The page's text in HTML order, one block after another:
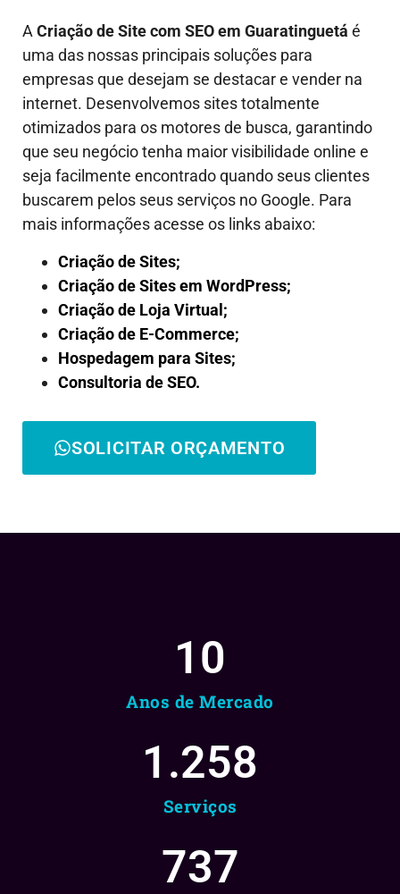
ACriação de Site com SEO em Guaratinguetá é
uma das nossas principais soluções para
empresas que desejam se destacar e vender na
internet. Desenvolvemos sites totalmente
otimizados para os motores de busca, garantindo
que seu negócio tenha maior visibilidade online e
seja facilmente encontrado quando seus clientes
buscarem pelos seus serviços no Google. Para
mais informações acesse os links abaixo:
Criação de Sites;
Criação de Sites em WordPress;
Criação de Loja Virtual;
Criação de E-Commerce;
Hospedagem para Sites;
Consultoria de SEO.
SOLICITAR ORÇAMENTO
Anos de Mercado
10
Serviços
1.258
737